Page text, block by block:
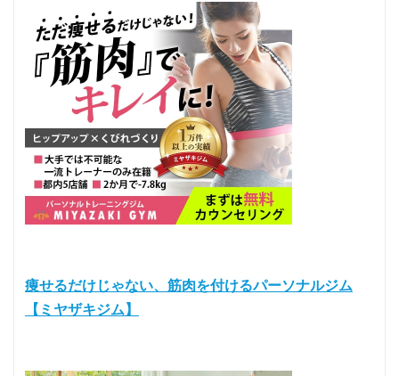
痩せるだけじゃない、筋肉を付けるパーソナルジム
【ミヤザキジム】